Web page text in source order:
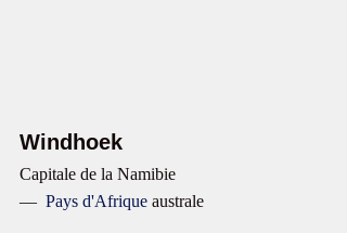
Windhoek
Capitale de la Namibie
— Pays d'Afrique australe